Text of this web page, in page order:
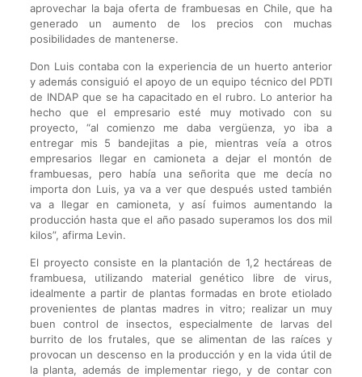
aprovechar la baja oferta de frambuesas en Chile, que ha
generado un aumento de los precios con muchas
posibilidades de mantenerse.
Don Luis contaba con la experiencia de un huerto anterior
y además consiguió el apoyo de un equipo técnico del PDTI
de INDAP que se ha capacitado en el rubro. Lo anterior ha
hecho que el empresario esté muy motivado con su
proyecto, “al comienzo me daba vergüenza, yo iba a
entregar mis 5 bandejitas a pie, mientras veía a otros
empresarios llegar en camioneta a dejar el montón de
frambuesas, pero había una señorita que me decía no
importa don Luis, ya va a ver que después usted también
va a llegar en camioneta, y así fuimos aumentando la
producción hasta que el año pasado superamos los dos mil
kilos”, afirma Levin.
El proyecto consiste en la plantación de 1,2 hectáreas de
frambuesa, utilizando material genético libre de virus,
idealmente a partir de plantas formadas en brote etiolado
provenientes de plantas madres in vitro; realizar un muy
buen control de insectos, especialmente de larvas del
burrito de los frutales, que se alimentan de las raíces y
provocan un descenso en la producción y en la vida útil de
la planta, además de implementar riego, y de contar con